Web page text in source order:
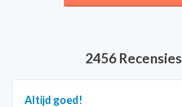
2456 Recensies
Altijd goed!